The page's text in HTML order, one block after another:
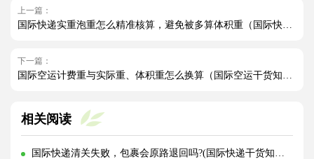
上一篇：
下一篇：
相关阅读
国际快递清关失败，包裹会原路退回吗?(国际快递干货知识分享)